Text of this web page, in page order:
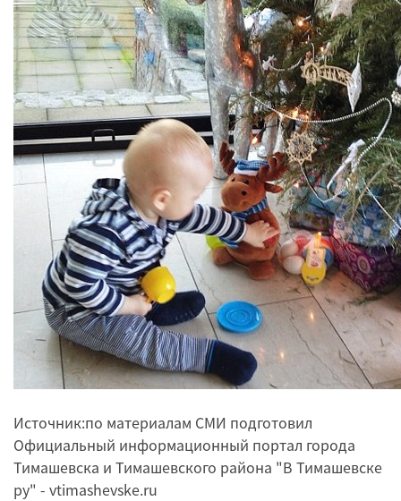
Источник:по материалам СМИ подготовил
Официальный информационный портал города
Тимашевска и Тимашевского района "В Тимашевске
ру" - vtimashevske.ru